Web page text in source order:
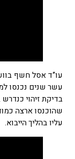
עו”ד אסל חשף
עשר שנים נכנסו
בדיקת זיהוי כנדרש
שהוכנסו ארצה
עליו בהליך הייבוא.